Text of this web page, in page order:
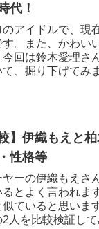
代！
のアイドルで、現
。また、かわい
回は鈴木愛理さ
て、掘り下げて
】伊織もえと
性格等
ヤーの伊織もえさ
るとよく言われま
似ていると思いま
2人を比較検証し